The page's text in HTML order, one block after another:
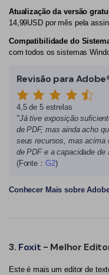
Atualização da versão
14,99USD por mês pela
Compatibilidade do
com todos os sistemas
Revisão para
4,5 de 5 estrelas
"Já tive exposição
de PDF, mas ainda acho
seus recursos, mas acima
de PDF e a capacidade
(Fonte： G2)
Conhecer Mais sobre
3. Foxit - Melhor
Este é mais um editor de